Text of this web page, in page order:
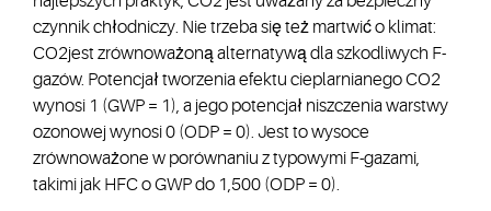
czynnik chłodniczy. Nie trzeba się też martwić o klimat:
CO2jest zrównoważoną alternatywą dla szkodliwych F-
gazów. Potencjał tworzenia efektu cieplarnianego CO2
wynosi 1 (GWP = 1), a jego potencjał niszczenia warstwy
ozonowej wynosi 0 (ODP = 0). Jest to wysoce
zrównoważone w porównaniu z typowymi F-gazami,
takimi jak HFC o GWP do 1,500 (ODP = 0).